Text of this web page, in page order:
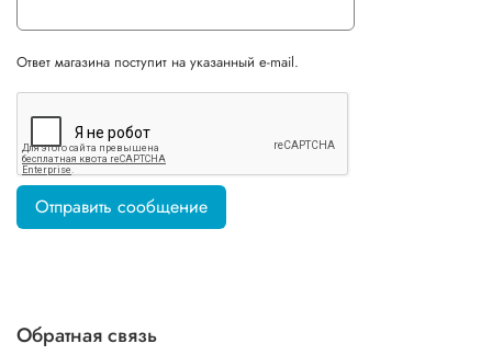
Ответ магазина поступит на указанный e-mail.
Отправить сообщение
Обратная связь